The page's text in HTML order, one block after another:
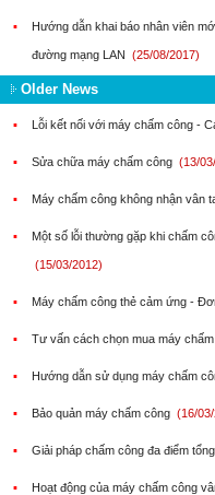
▪ Hướng dẫn khai báo nhân viên
đường mạng LAN (25/08/2017)
Older News
▪ Lỗi kết nối với máy chấm công -
▪ Sửa chữa máy chấm công (13/
▪ Máy chấm công không nhận vân
▪ Một số lỗi thường gặp khi chấm
(15/03/2012)
▪ Máy chấm công thẻ cảm ứng -
▪ Tư vấn cách chọn mua máy chấm
▪ Hướng dẫn sử dụng máy chấm
▪ Bảo quản máy chấm công (16/
▪ Giải pháp chấm công đa điểm
▪ Hoạt động của máy chấm công